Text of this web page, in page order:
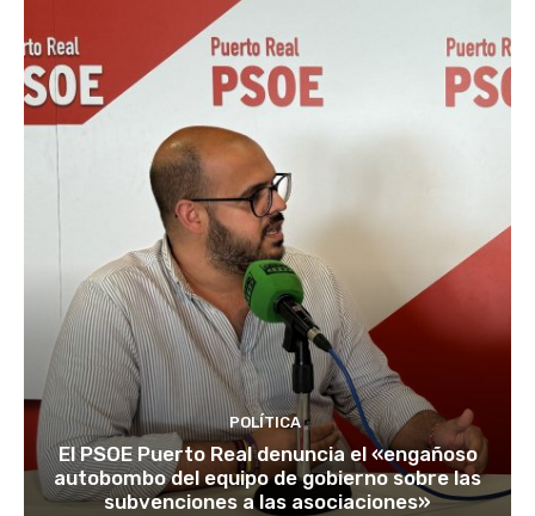
POLÍTICA
El PSOE Puerto Real denuncia el «engañoso
autobombo del equipo de gobierno sobre las
subvenciones a las asociaciones»